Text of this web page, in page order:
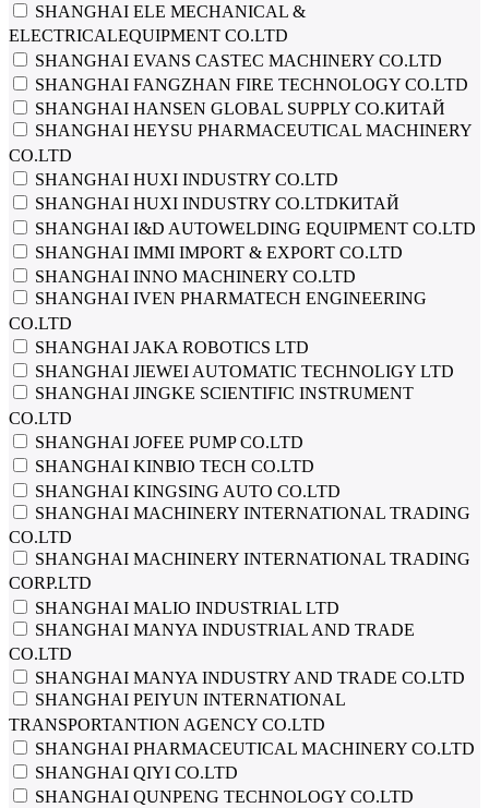
SHANGHAI ELE MECHANICAL &
ELECTRICALEQUIPMENT CO.LTD
SHANGHAI EVANS CASTEC MACHINERY CO.LTD
SHANGHAI FANGZHAN FIRE TECHNOLOGY CO.LTD
SHANGHAI HANSEN GLOBAL SUPPLY CO.КИТАЙ
SHANGHAI HEYSU PHARMACEUTICAL MACHINERY
CO.LTD
SHANGHAI HUXI INDUSTRY CO.LTD
SHANGHAI HUXI INDUSTRY CO.LTDКИТАЙ
SHANGHAI I&D AUTOWELDING EQUIPMENT CO.LTD
SHANGHAI IMMI IMPORT & EXPORT CO.LTD
SHANGHAI INNO MACHINERY CO.LTD
SHANGHAI IVEN PHARMATECH ENGINEERING
CO.LTD
SHANGHAI JAKA ROBOTICS LTD
SHANGHAI JIEWEI AUTOMATIC TECHNOLIGY LTD
SHANGHAI JINGKE SCIENTIFIC INSTRUMENT
CO.LTD
SHANGHAI JOFEE PUMP CO.LTD
SHANGHAI KINBIO TECH CO.LTD
SHANGHAI KINGSING AUTO CO.LTD
SHANGHAI MACHINERY INTERNATIONAL TRADING
CO.LTD
SHANGHAI MACHINERY INTERNATIONAL TRADING
CORP.LTD
SHANGHAI MALIO INDUSTRIAL LTD
SHANGHAI MANYA INDUSTRIAL AND TRADE
CO.LTD
SHANGHAI MANYA INDUSTRY AND TRADE СО.LTD
SHANGHAI PEIYUN INTERNATIONAL
TRANSPORTANTION AGENCY CO.LTD
SHANGHAI PHARMACEUTICAL MACHINERY CO.LTD
SHANGHAI QIYI CO.LTD
SHANGHAI QUNPENG TECHNOLOGY CO.LTD